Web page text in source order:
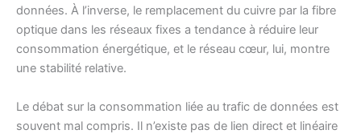
données. À l’inverse, le remplacement du cuivre par la fibre
optique dans les réseaux fixes a tendance à réduire leur
consommation énergétique, et le réseau cœur, lui, montre
une stabilité relative.
Le débat sur la consommation liée au trafic de données est
souvent mal compris. Il n’existe pas de lien direct et linéaire